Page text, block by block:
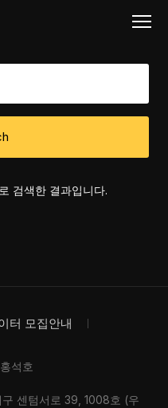
검색한 결과입니다.
터 모집안내
석호
센텀서로 39, 1008호 (우